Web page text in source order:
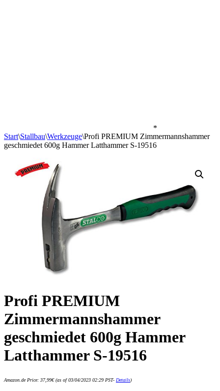
*
Start\Stallbau\Werkzeuge\Profi PREMIUM Zimmermannshammer
geschmiedet 600g Hammer Latthammer S-19516
Profi PREMIUM
Zimmermannshammer
geschmiedet 600g Hammer
Latthammer S-19516
Amazon.de Price: 37,99€(as of 03/04/2023 02:29 PST- Details)